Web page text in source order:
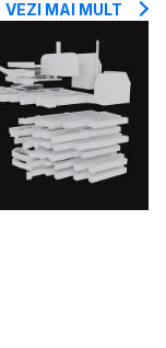
VEZI MAI MULT